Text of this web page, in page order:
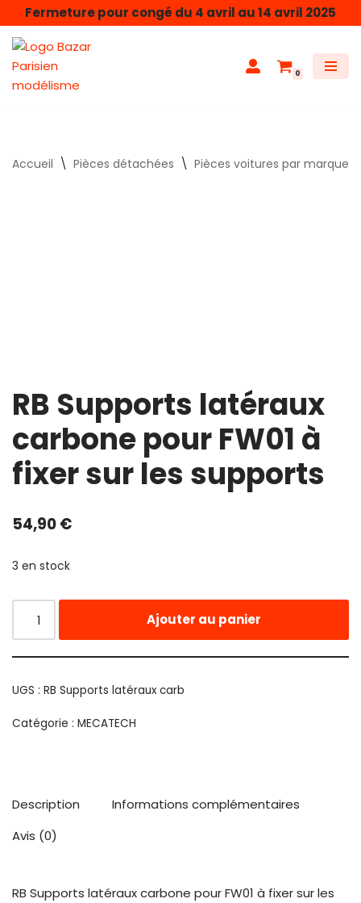
Aller
au
contenu
Fermeture pour congé du 4 avril au 14 avril 2025
0
Accueil \ Pièces détachées \ Pièces voitures par marque
RB Supports latéraux
carbone pour FW01 à
fixer sur les supports
54,90€
3 en stock
Ajouter au panier
UGS : RB Supports latéraux carb
Catégorie : MECATECH
Description
Informations complémentaires
Avis (0)
RB Supports latéraux carbone pour FW01 à fixer sur les